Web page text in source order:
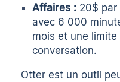
Affaires : 20$ par
avec 6 000
mois et une
conversation.
Otter est un outil